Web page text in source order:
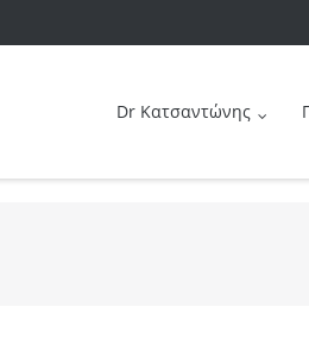
Dr Κατσαντώνης